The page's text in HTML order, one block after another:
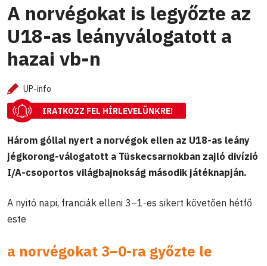
A norvégokat is legyőzte az
U18-as leányválogatott a
hazai vb-n
UP-info
IRATKOZZ FEL HÍRLEVELÜNKRE!
Három góllal nyert a norvégok ellen az U18-as leány
jégkorong-válogatott a Tüskecsarnokban zajló divízió
I/A-csoportos világbajnokság második játéknapján.
A nyitó napi, franciák elleni 3–1-es sikert követően hétfő
este
a norvégokat 3–0-ra győzte le